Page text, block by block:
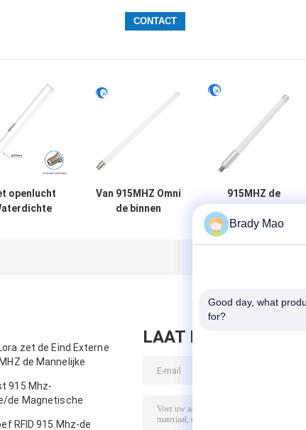
openlucht
Van 915MHZ Omni
de binnen
915MHZ de
Richting4dbi
zet de Eind Externe
de Mannelijke
915 Mhz-
de Magnetische
RFID 915 Mhz-de
LAAT BERICHT
Brady Mao
Good day, what
for?